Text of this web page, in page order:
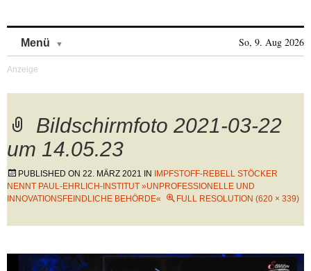
Menü So, 9. Aug 2026
Bildschirmfoto 2021-03-22
um 14.05.23
PUBLISHED ON 22. MÄRZ 2021 IN
IMPFSTOFF-REBELL STÖCKER
NENNT PAUL-EHRLICH-INSTITUT »UNPROFESSIONELLE UND
INNOVATIONSFEINDLICHE BEHÖRDE«
FULL RESOLUTION (620 × 339)